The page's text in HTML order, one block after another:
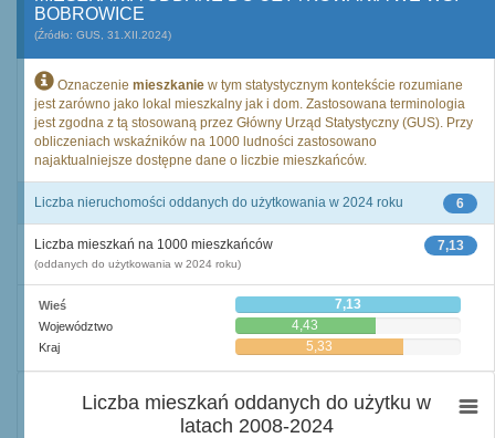
BOBROWICE
(Źródło: GUS, 31.XII.2024)
Oznaczenie mieszkanie w tym statystycznym kontekście rozumiane
jest zarówno jako lokal mieszkalny jak i dom. Zastosowana terminologia
jest zgodna z tą stosowaną przez Główny Urząd Statystyczny (GUS). Przy
obliczeniach wskaźników na 1000 ludności zastosowano
najaktualniejsze dostępne dane o liczbie mieszkańców.
6
Liczba nieruchomości oddanych do użytkowania w 2024 roku
7,13
Liczba mieszkań na 1000 mieszkańców
(oddanych do użytkowania w 2024 roku)
Wieś 7,13
Województwo 4,43
Kraj 5,33
Liczba mieszkań oddanych do użytku w
latach 2008-2024